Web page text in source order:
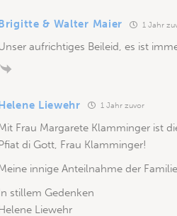
Brigitte & Walter Maier 1 Jahr
aufrichtiges Beileid, es ist
Liewehr 1 Jahr zuvor
Frau Margarete Klamminger ist
di Gott, Frau Klamminger!
innige Anteilnahme der
stillem Gedenken
Liewehr